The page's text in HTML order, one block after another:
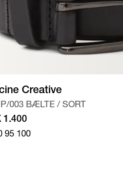
Creative
003 BÆLTE / SORT
1.400
95 100